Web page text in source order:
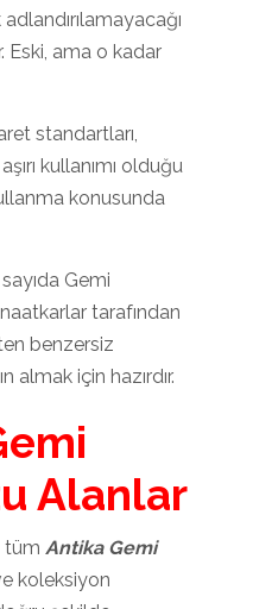
Eski, ama o kadar
standartları,
kullanımı olduğu
konusunda
Gemi
tarafından
benzersiz
almak için hazırdır.
Alanlar
tüm Antika Gemi
koleksiyon